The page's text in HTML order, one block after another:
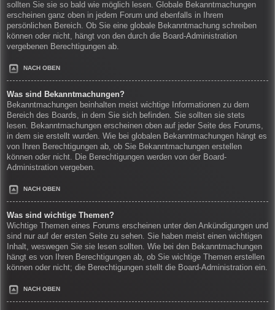
sollten Sie sie so bald wie möglich lesen. Globale Bekanntmachungen
erscheinen ganz oben in jedem Forum und ebenfalls in Ihrem
persönlichen Bereich. Ob Sie eine globale Bekanntmachung schreiben
können oder nicht, hängt von den durch die Board-Administration
vergebenen Berechtigungen ab.
NACH OBEN
Was sind Bekanntmachungen?
Bekanntmachungen beinhalten meist wichtige Informationen zu dem
Bereich des Boards, in dem Sie sich befinden. Sie sollten sie stets
lesen. Bekanntmachungen erscheinen oben auf jeder Seite des Forums,
in dem sie erstellt wurden. Wie bei globalen Bekanntmachungen hängt es
von Ihren Berechtigungen ab, ob Sie Bekanntmachungen erstellen
können oder nicht. Die Berechtigungen werden von der Board-
Administration vergeben.
NACH OBEN
Was sind wichtige Themen?
Wichtige Themen eines Forums erscheinen unter den Ankündigungen und
sind nur auf der ersten Seite zu sehen. Sie haben meist einen wichtigen
Inhalt, weswegen Sie sie lesen sollten. Wie bei den Bekanntmachungen
hängt es von Ihren Berechtigungen ab, ob Sie wichtige Themen erstellen
können oder nicht; die Berechtigungen stellt die Board-Administration ein.
NACH OBEN